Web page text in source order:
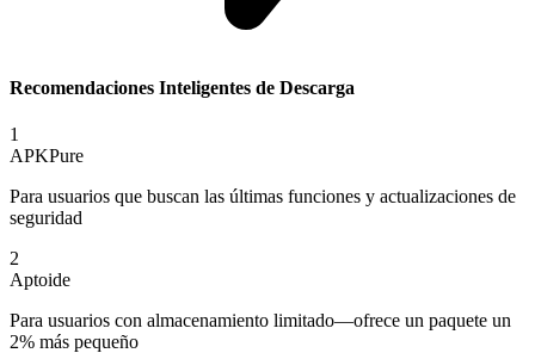
Recomendaciones Inteligentes de Descarga
1
APKPure
Para usuarios que buscan las últimas funciones y actualizaciones de
seguridad
2
Aptoide
Para usuarios con almacenamiento limitado—ofrece un paquete un
2% más pequeño